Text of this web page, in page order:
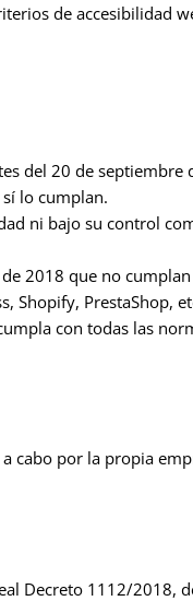
de accesibilidad
del 20 de
lo cumplan.
ni bajo su control
2018 que no
Shopify, PrestaShop,
con todas las
cabo por la propia
Decreto 1112/2018,